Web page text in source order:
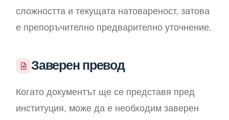
сложността и текущата натовареност, затова
е препоръчително предварително уточнение.
Заверен превод
Когато документът ще се представя пред
институция, може да е необходим заверен